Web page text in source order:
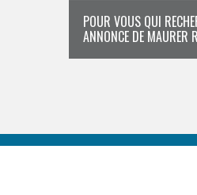
POUR VOUS QUI
ANNONCE DE MAURER